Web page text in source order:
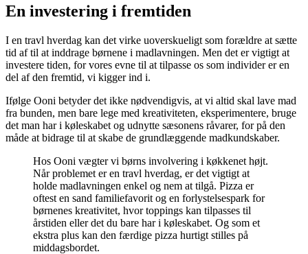
En investering i fremtiden
I en travl hverdag kan det virke uoverskueligt som forældre at sætte
tid af til at inddrage børnene i madlavningen. Men det er vigtigt at
investere tiden, for vores evne til at tilpasse os som individer er en
del af den fremtid, vi kigger ind i.
Ifølge Ooni betyder det ikke nødvendigvis, at vi altid skal lave mad
fra bunden, men bare lege med kreativiteten, eksperimentere, bruge
det man har i køleskabet og udnytte sæsonens råvarer, for på den
måde at bidrage til at skabe de grundlæggende madkundskaber.
Hos Ooni vægter vi børns involvering i køkkenet højt.
Når problemet er en travl hverdag, er det vigtigt at
holde madlavningen enkel og nem at tilgå. Pizza er
oftest en sand familiefavorit og en forlystelsespark for
børnenes kreativitet, hvor toppings kan tilpasses til
årstiden eller det du bare har i køleskabet. Og som et
ekstra plus kan den færdige pizza hurtigt stilles på
middagsbordet.